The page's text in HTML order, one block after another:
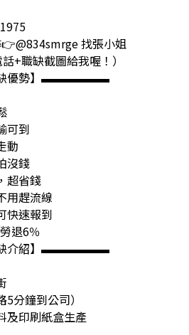
找張小姐
+職缺截圖給我喔！）
優勢】▬▬▬▬▬▬
可到
動
沒錢
超省錢
用趕流線
快速報到
退6％
介紹】▬▬▬▬▬▬
5分鐘到公司）
及印刷紙盒生產